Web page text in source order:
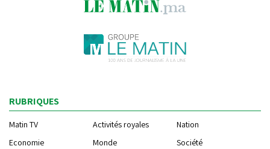
RUBRIQUES
Matin TV Activités royales
Nation
Economie
Monde
Société